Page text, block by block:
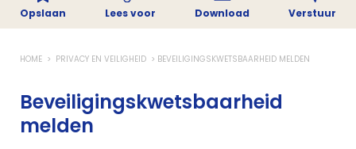
HOME PRIVACY EN VEILIGHEID BEVEILIGINGSKWETSBAARHEID MELDEN
Beveiligingskwetsbaarheid
melden
Opslaan Lees voor Download Verstuur